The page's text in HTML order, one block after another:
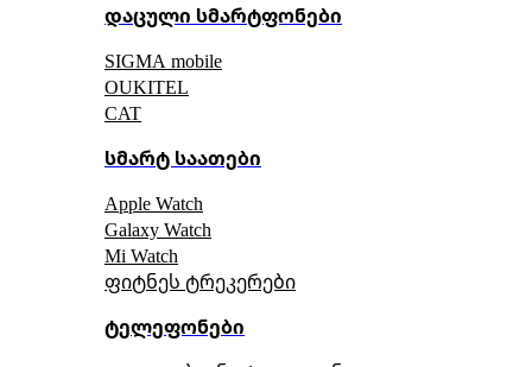
დაცული სმარტფონები
SIGMA mobile
OUKITEL
CAT
სმარტ საათები
Apple Watch
Galaxy Watch
Mi Watch
ფიტნეს ტრეკერები
ტელეფონები